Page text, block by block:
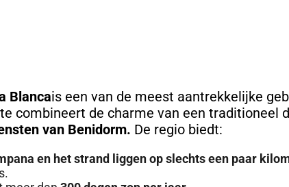
Blancais een van de meest aantrekkelijke
combineert de charme van een traditioneel
van Benidorm. De regio biedt:
en het strand liggen op slechts een paar